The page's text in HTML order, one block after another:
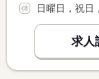
日曜日，祝日
求人